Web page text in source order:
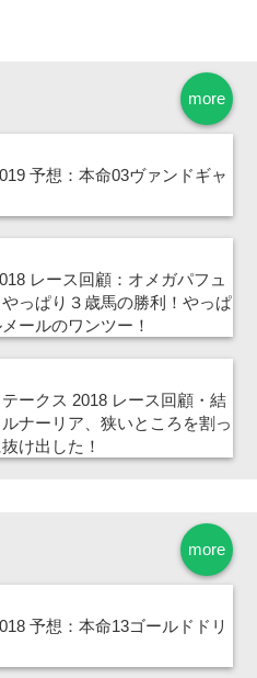
more
予想：本命03ヴァンドギャ
レース回顧：オメガパフュ
っぱり３歳馬の勝利！やっぱ
ールのワンツー！
ークス 2018 レース回顧・結
ナーリア、狭いところを割っ
け出した！
more
予想：本命13ゴールドドリ